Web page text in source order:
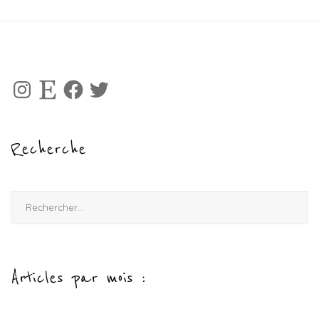
Instagram
Etsy Facebook
Twitter
Recherche
Articles par mois :